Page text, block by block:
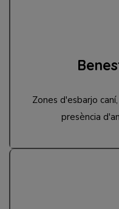
Zones d'esbarjo
presència